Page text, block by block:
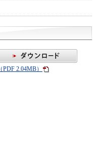
（PDF 2.04MB）